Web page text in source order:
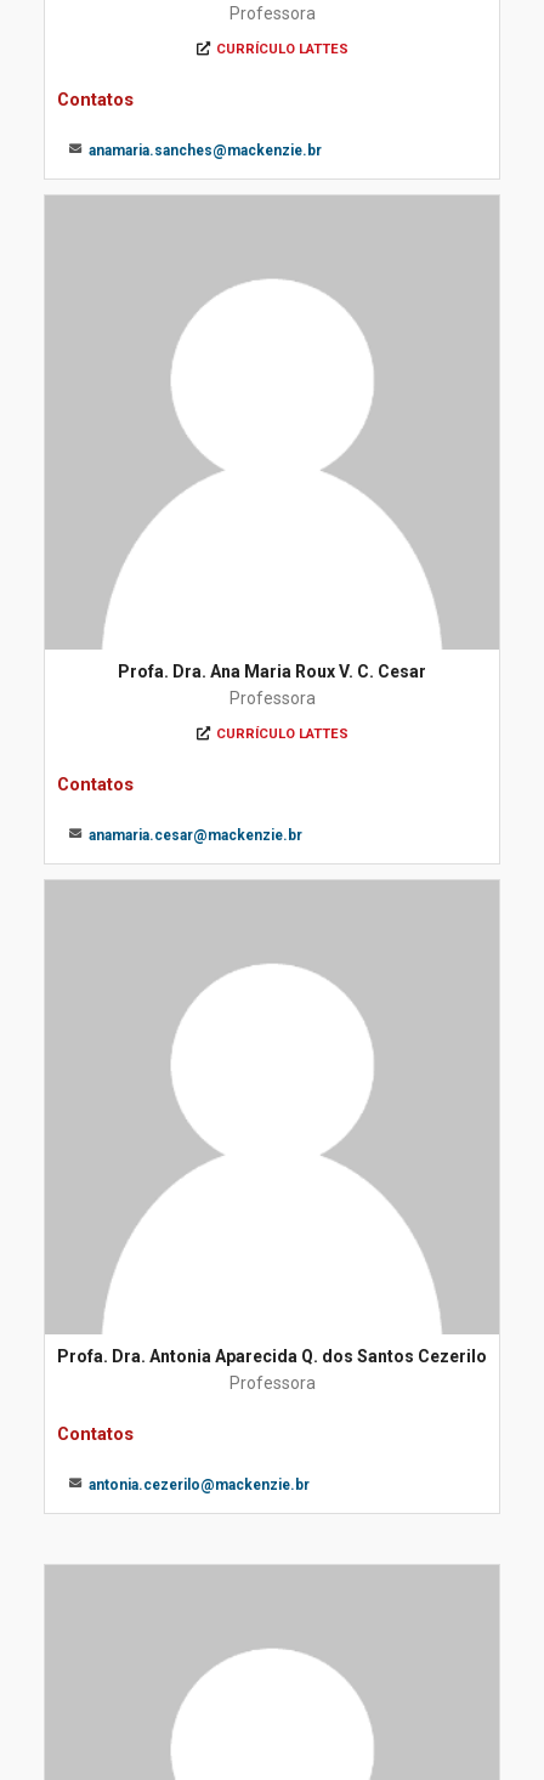
Professora
CURRÍCULO LATTES
Contatos
anamaria.sanches@mackenzie.br
Profa. Dra. Ana Maria Roux V. C. Cesar
Professora
CURRÍCULO LATTES
Contatos
anamaria.cesar@mackenzie.br
Profa. Dra. Antonia Aparecida Q. dos Santos Cezerilo
Professora
Contatos
antonia.cezerilo@mackenzie.br